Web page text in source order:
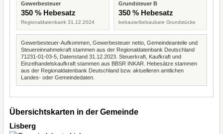
Gewerbesteuer
350 % Hebesatz
Regionaldatenbank 31.12.2024
Grundsteuer B
350 % Hebesatz
bebaute/bebaubare Grundstücke
Gewerbesteuer-Aufkommen, Gewerbesteuer netto, Gemeindeanteile und
Steuereinnahmekraft stammen aus der Regionaldatenbank Deutschland
71231-01-03-5, Datenstand 31.12.2023. Steuerkraft, Kaufkraft und
Einzelhandelskaufkraft stammen aus BBSR INKAR. Hebesätze stammen
aus der Regionaldatenbank Deutschland bzw. aktuelleren amtlichen
Landes- oder Gemeindedaten.
Übersichtskarten in der Gemeinde
Lisberg